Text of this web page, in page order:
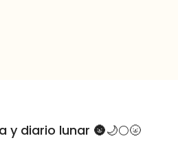
diario lunar 🌚🌙🌕🌝